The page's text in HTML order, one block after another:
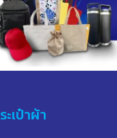
ะเป๋าผ้า